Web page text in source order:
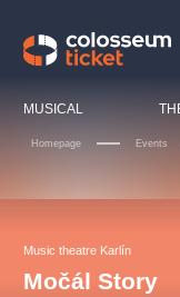
MUSICAL
Homepage Events
Music theatre Karlín
Močál Story
OBYČEJNÁ HOLKA
Agentura 44, s.r.o.